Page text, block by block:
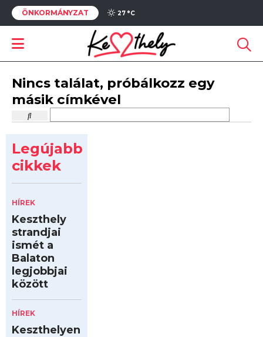
ÖNKORMÁNYZAT 27 °C
Nincs találat, próbálkozz egy
másik címkével
Legújabb
cikkek
HÍREK
Keszthely
strandjai
ismét a
Balaton
legjobbjai
között
HÍREK
Keszthelyen